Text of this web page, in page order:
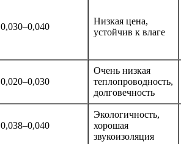
0,030–0,040
Низкая цена,
устойчив к влаге
0,020–0,030
Очень низкая
теплопроводность,
долговечность
0,038–0,040
Экологичность,
хорошая
звукоизоляция